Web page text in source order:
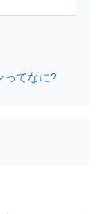
ってなに?